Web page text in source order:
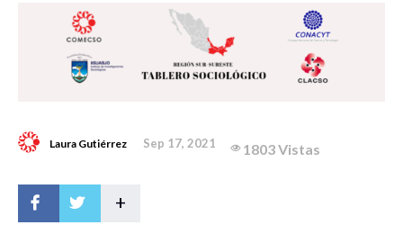
Laura Gutiérrez Sep 17, 2021 1803 Vistas
+